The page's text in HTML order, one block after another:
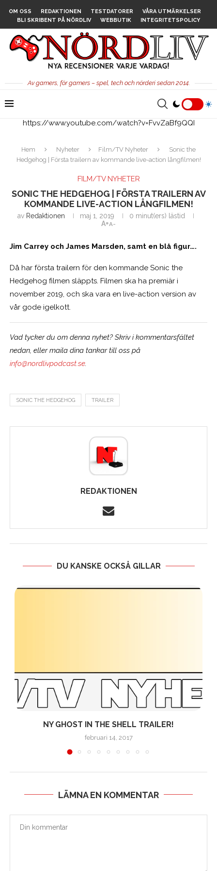
OM OSS REDAKTIONEN TESTDATORER
VÅRA UTMÄRKELSER
BLI SKRIBENT PÅ NÖRDLIV
WEBBUTIK INTEGRITETSPOLICY
Av gamers, för gamers – spel, tech och nörderi sedan 2014.
https://www.youtube.com/watch?v=FvvZaBf9QQI
Hem Nyheter Film/TV Nyheter
Sonic the
Hedgehog | Första trailern av kommande live-action långfilmen!
FILM/TV NYHETER
SONIC THE HEDGEHOG | FÖRSTA TRAILERN AV
KOMMANDE LIVE-ACTION LÅNGFILMEN!
av Redaktionen maj 1, 2019
0 minut(ers) lästid
A+A-
Jim Carrey och James Marsden, samt en blå figur….
Då har första trailern för den kommande Sonic the
Hedgehog filmen släppts. Filmen ska ha premiär i
november 2019, och ska vara en live-action version av
vår gode igelkott.
Vad tycker du om denna nyhet? Skriv i kommentarsfältet
nedan, eller maila dina tankar till oss på
info@nordlivpodcast.se.
SONIC THE HEDGEHOG TRAILER
REDAKTIONEN
DU KANSKE OCKSÅ GILLAR
NY GHOST IN THE SHELL TRAILER!
februari 14, 2017
LÄMNA EN KOMMENTAR